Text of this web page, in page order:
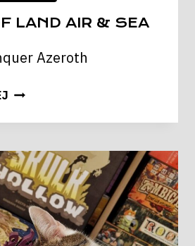
LAND AIR & SEA
Azeroth
HEROES
LAND
&
SEA